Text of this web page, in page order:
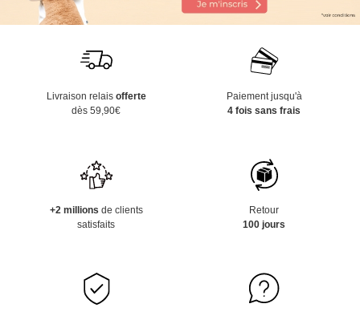
Livraison relais offerte
dès 59,90€
Paiement jusqu'à
4 fois sans frais
+2 millions de clients
satisfaits
Retour
100 jours